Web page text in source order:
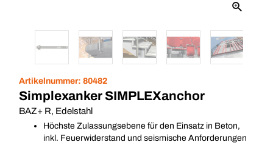
Artikelnummer: 80482
Simplexanker SIMPLEXanchor
BAZ+ R, Edelstahl
Höchste Zulassungsebene für den Einsatz in Beton,
inkl. Feuerwiderstand und seismische Anforderungen